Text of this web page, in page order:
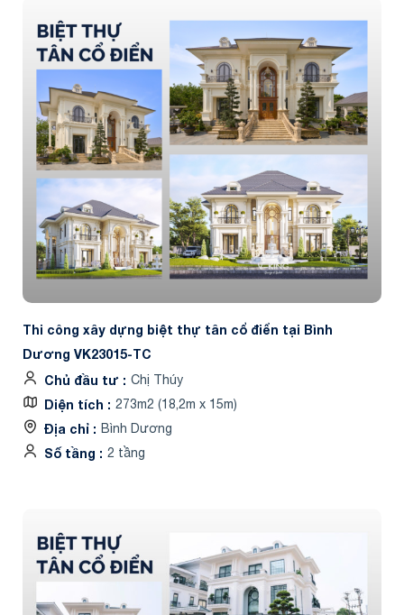
Thi công xây dựng biệt thự tân cổ điển tại Bình
Dương VK23015-TC
Chủ đầu tư
Chị Thúy
Diện tích 273m2 (18,2m x 15m)
Địa chỉ Bình Dương
Số tầng 2 tầng